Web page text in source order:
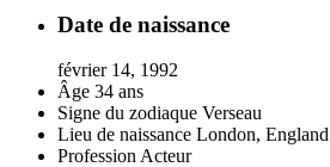
Date de naissance
février 14, 1992
Âge 34 ans
Signe du zodiaque Verseau
Lieu de naissance London, England
ProfessionActeur